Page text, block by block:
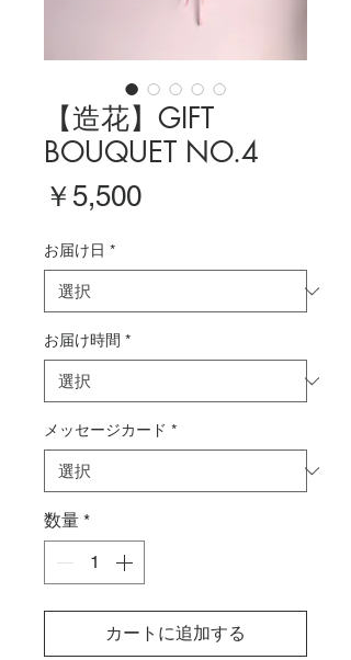
【造花】GIFT
BOUQUET NO.4
￥5,500価
お届け日 *
お届け時間 *
メッセージカード *
数量 *
カートに追加する